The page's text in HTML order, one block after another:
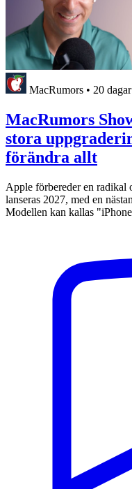
MacRumors • 20
MacRumors
stora
förändra allt
Apple förbereder en radikal
lanseras 2027, med en
Modellen kan kallas